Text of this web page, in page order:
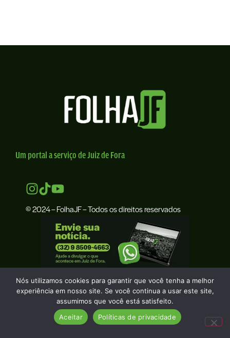
Um portal a serviço de Juiz de Fora
© 2024 – FolhaJF – Todos os direitos reservados
Nós utilizamos cookies para garantir que você tenha a melhor
experiência em nosso site. Se você continua a usar este site,
assumimos que você está satisfeito.
Aceitar
Políticas de privacidade